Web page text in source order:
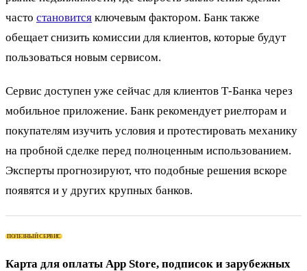
часто становится ключевым фактором. Банк также
обещает снизить комиссии для клиентов, которые будут
пользоваться новым сервисом.
Сервис доступен уже сейчас для клиентов Т-Банка через
мобильное приложение. Банк рекомендует риелторам и
покупателям изучить условия и протестировать механику
на пробной сделке перед полноценным использованием.
Эксперты прогнозируют, что подобные решения вскоре
появятся и у других крупных банков.
ПОЛЕЗНЫЙ СЕРВИС
Карта для оплаты App Store, подписок и зарубежных